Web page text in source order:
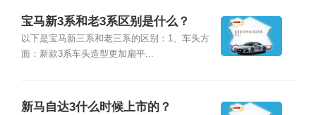
宝马新3系和老3系区别是什么？
以下是宝马新三系和老三系的区别：1、车头方
面：新款3系车头造型更加扁平...
新马自达3什么时候上市的？